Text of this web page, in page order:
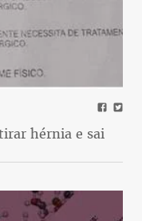
hérnia e sai